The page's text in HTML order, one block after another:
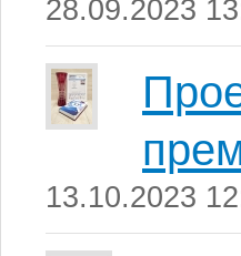
28.09.2023
13.10.2023